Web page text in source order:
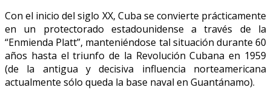
Con el inicio del siglo XX, Cuba se convierte prácticamente
en un protectorado estadounidense a través de la
“Enmienda Platt”, manteniéndose tal situación durante 60
años hasta el triunfo de la Revolución Cubana en 1959
(de la antigua y decisiva influencia norteamericana
actualmente sólo queda la base naval en Guantánamo).